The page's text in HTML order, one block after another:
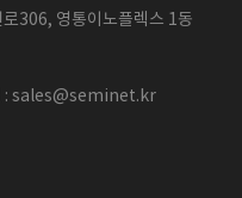
306, 영통이노플렉스 1동
: sales@seminet.kr